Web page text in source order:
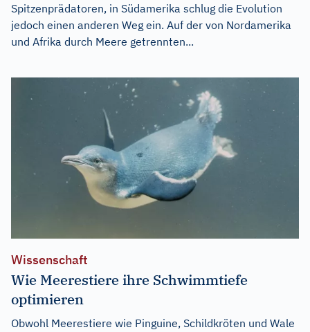
Spitzenprädatoren, in Südamerika schlug die Evolution
jedoch einen anderen Weg ein. Auf der von Nordamerika
und Afrika durch Meere getrennten...
Wissenschaft
Wie Meerestiere ihre Schwimmtiefe
optimieren
Obwohl Meerestiere wie Pinguine, Schildkröten und Wale